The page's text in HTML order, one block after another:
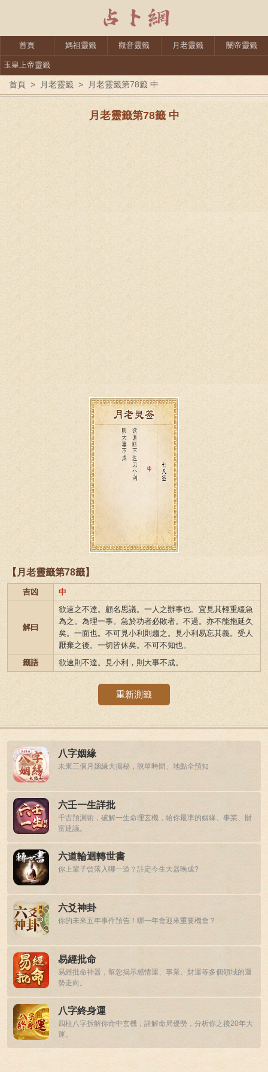
首頁 媽祖靈籤 觀音靈籤 月老靈籤 關帝靈籤
玉皇上帝靈籤
首頁 > 月老靈籤 > 月老靈籤第78籤 中
月老靈籤第78籤 中
【月老靈籤第78籤】
吉凶 中
解曰
欲速之不達。顧名思議。一人之辦事也。宜見其輕重緩急
為之。為理一事。急於功者必敗者。不過。亦不能拖延久
矣。一面也。不可見小利則趨之。見小利易忘其義。受人
厭棄之後。一切皆休矣。不可不知也。
籤語
欲速則不達。見小利，則大事不成。
重新測籤
八字姻緣
未來三個月姻緣大揭秘，脫單時間、地點全預知
六壬一生詳批
千古預測術，破解一生命理玄機，給你最準的姻緣、事業、財
富建議。
六道輪迴轉世書
你上輩子曾落入哪一道？註定今生大器晚成?
六爻神卦
你的未來五年事件預告！哪一年會迎來重要機會？
易經批命
易經批命神器，幫您揭示感情運、事業、財運等多個領域的運
勢走向。
八字終身運
四柱八字拆解你命中玄機，詳解命局優勢，分析你之後20年大
運。